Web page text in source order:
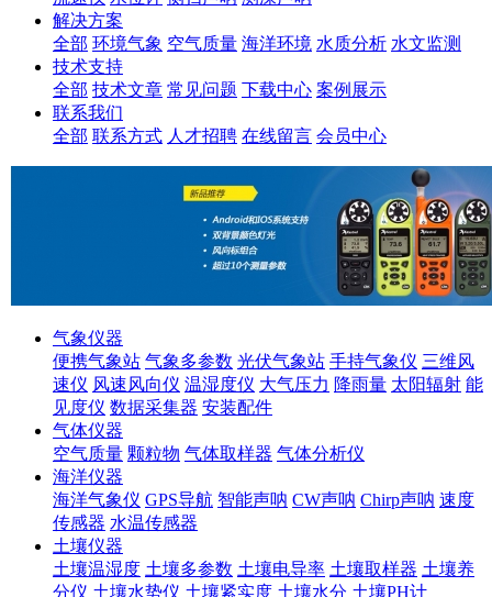
解决方案
全部 环境气象 空气质量 海洋环境 水质分析 水文监测
技术支持
全部 技术文章 常见问题 下载中心 案例展示
联系我们
全部 联系方式 人才招聘 在线留言 会员中心
气象仪器
便携气象站 气象多参数 光伏气象站 手持气象仪 三维风
速仪 风速风向仪 温湿度仪 大气压力 降雨量 太阳辐射 能
见度仪 数据采集器 安装配件
气体仪器
空气质量 颗粒物 气体取样器 气体分析仪
海洋仪器
海洋气象仪 GPS导航 智能声呐 CW声呐 Chirp声呐 速度
传感器 水温传感器
土壤仪器
土壤温湿度 土壤多参数 土壤电导率 土壤取样器 土壤养
分仪 土壤水势仪 土壤紧实度 土壤水分 土壤PH计